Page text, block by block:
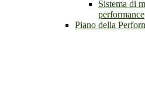
Sistema di
performance
Piano della